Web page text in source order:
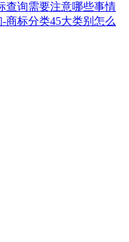
查询需要注意哪些事情
商标分类45大类别怎么